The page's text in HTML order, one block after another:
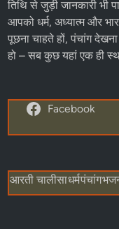
AsthaGuru Hindi–
AsthaGuru Hindi पर
जुड़ी हर जानकारी प्रदान
पंचांग, शुभ मुहूर्त राहुकाल,
अमावस्या, मासिक
सोमवती अमावस्या,
ग्रहण (चंद्र ग्रहण और
तिथि से जुड़ी जानकारी